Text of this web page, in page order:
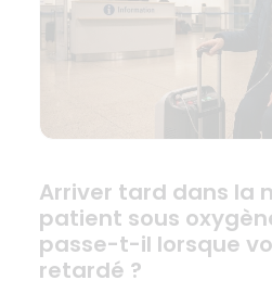
Arriver tard dans la
patient sous
passe-t-il lorsque
retardé ?